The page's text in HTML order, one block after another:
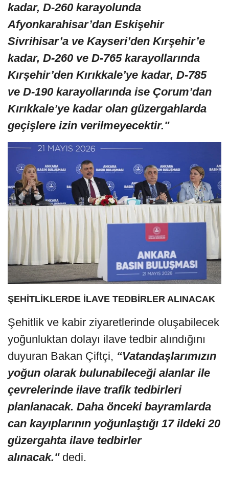
kadar, D-260 karayolunda
Afyonkarahisar’dan Eskişehir
Sivrihisar’a ve Kayseri’den Kırşehir’e
kadar, D-260 ve D-765 karayollarında
Kırşehir’den Kırıkkale’ye kadar, D-785
ve D-190 karayollarında ise Çorum’dan
Kırıkkale’ye kadar olan güzergahlarda
geçişlere izin verilmeyecektir."
ŞEHİTLİKLERDE İLAVE TEDBİRLER ALINACAK
Şehitlik ve kabir ziyaretlerinde oluşabilecek
yoğunluktan dolayı ilave tedbir alındığını
duyuran Bakan Çiftçi, “Vatandaşlarımızın
yoğun olarak bulunabileceği alanlar ile
çevrelerinde ilave trafik tedbirleri
planlanacak. Daha önceki bayramlarda
can kayıplarının yoğunlaştığı 17 ildeki 20
güzergahta ilave tedbirler
alınacak."dedi.